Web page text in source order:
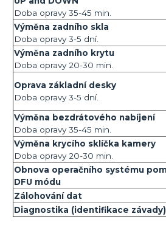
Doba opravy 35-45 min.
Výměna zadního skla
Doba opravy 3-5 dní.
Výměna zadního krytu
Doba opravy 20-30 min.
Oprava základní desky
Doba opravy 3-5 dní.
Výměna bezdrátového nabíjení
Doba opravy 35-45 min.
Výměna krycího sklíčka kamery
Doba opravy 20-30 min.
Obnova operačního systému
DFU módu
Zálohování dat
Diagnostika (identifikace závady)